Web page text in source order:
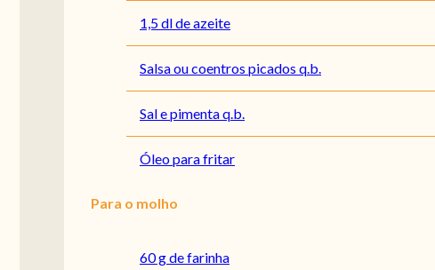
1,5 dl de azeite
Salsa ou coentros picados q.b.
Sal e pimenta q.b.
Óleo para fritar
Para o molho
60 g de farinha